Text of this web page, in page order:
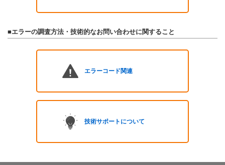
■エラーの調査方法・技術的なお問い合わせに関すること
エラーコード関連
技術サポートについて